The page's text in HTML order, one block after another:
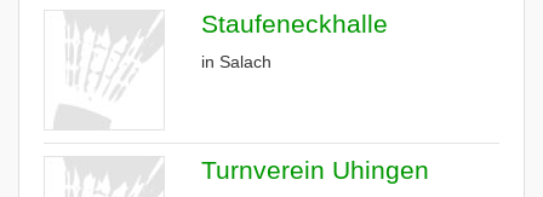
Staufeneckhalle
in Salach
Turnverein Uhingen